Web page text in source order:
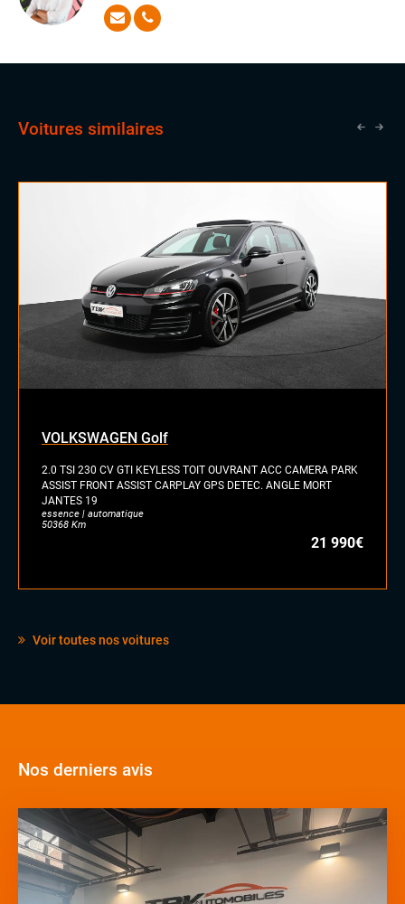
répondre à toutes vos questions et de satisfaire vos
attentes les plus exigeantes avec aisance
Sellerie alcantara
Voitures similaires
VOLKSWAGEN Golf
2.0 TSI 230 CV GTI KEYLESS TOIT OUVRANT ACC CAMERA PARK
ASSIST FRONT ASSIST CARPLAY GPS DETEC. ANGLE MORT
JANTES 19
essence | automatique
50368 Km
21 990€
Voir toutes nos voitures
Nos derniers avis